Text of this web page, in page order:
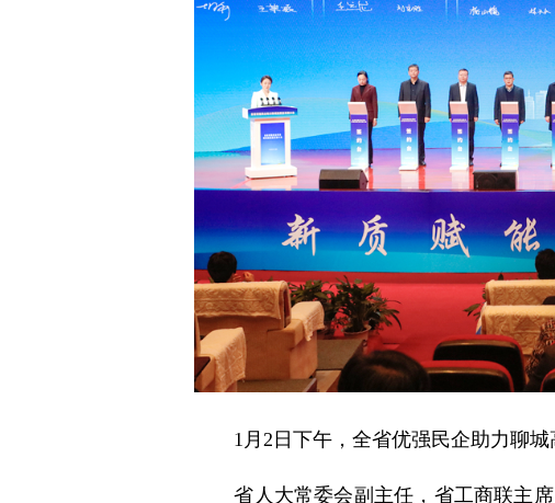
1月2日下午，全省优强民企助力聊城
省人大常委会副主任，省工商联主席